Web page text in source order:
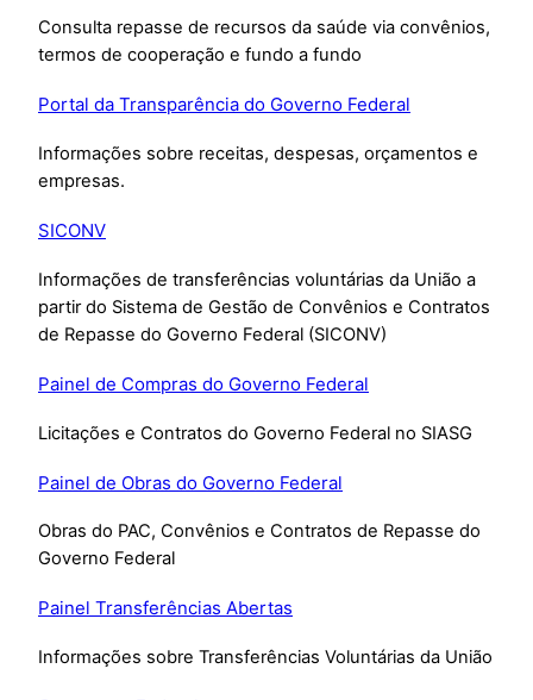
Consulta repasse de recursos da saúde via convênios,
termos de cooperação e fundo a fundo
Portal da Transparência do Governo Federal
Informações sobre receitas, despesas, orçamentos e
empresas.
SICONV
Informações de transferências voluntárias da União a
partir do Sistema de Gestão de Convênios e Contratos
de Repasse do Governo Federal (SICONV)
Painel de Compras do Governo Federal
Licitações e Contratos do Governo Federal no SIASG
Painel de Obras do Governo Federal
Obras do PAC, Convênios e Contratos de Repasse do
Governo Federal
Painel Transferências Abertas
Informações sobre Transferências Voluntárias da União